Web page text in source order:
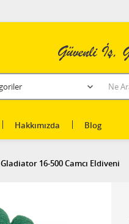
Hakkımızda Blog
16-500 Camcı Eldiveni